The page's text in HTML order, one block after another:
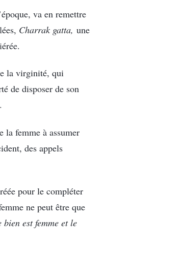
va en remettre
Charrak gatta, une
la virginité, qui
de disposer de son
la femme à assumer
des appels
pour le compléter
ne peut être que
bien est femme et le